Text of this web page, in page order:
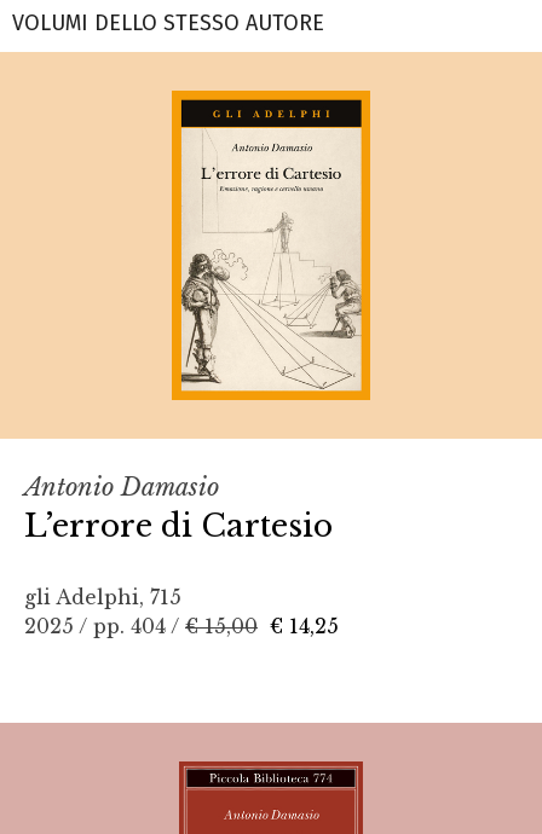
VOLUMI DELLO STESSO AUTORE
Antonio Damasio
L’errore di Cartesio
gli Adelphi, 715
2025 / pp. 404 / € 15,00 € 14,25